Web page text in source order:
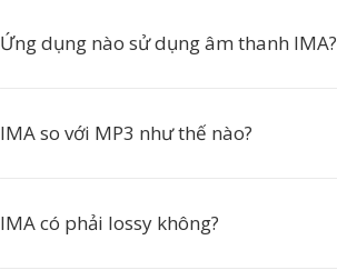
Ứng dụng nào sử dụng âm thanh IMA?
IMA so với MP3 như thế nào?
IMA có phải lossy không?